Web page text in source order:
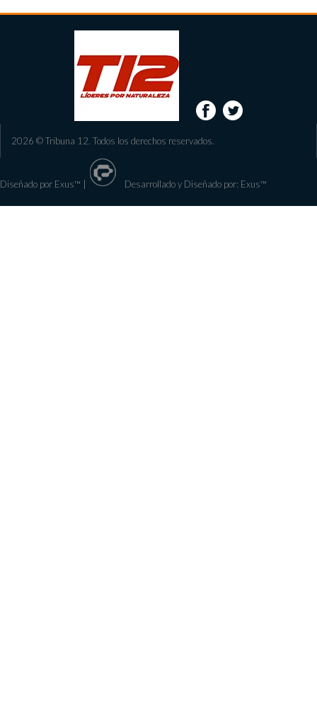
2026 © Tribuna 12. Todos los derechos reservados.
Diseñado por Exus™ Desarrollado y Diseñado por: Exus™